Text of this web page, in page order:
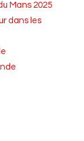
Mans 2025
dans les